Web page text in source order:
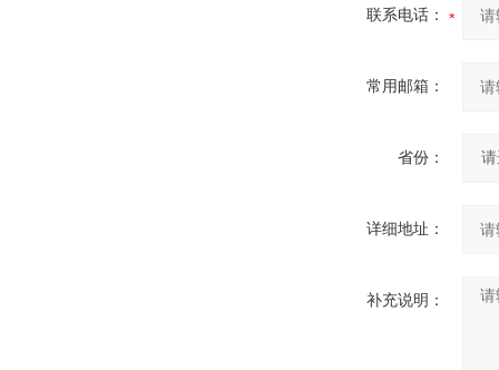
联系电话：
常用邮箱：
省份：
详细地址：
补充说明：